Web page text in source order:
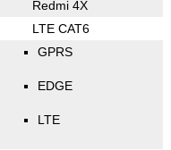
Redmi 4X
LTE CAT6
GPRS
EDGE
LTE